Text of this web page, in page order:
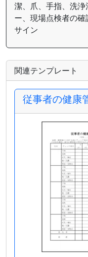
潔、爪、手指、洗
ー、現場点検者の
サイン
関連テンプレート
従事者の健康